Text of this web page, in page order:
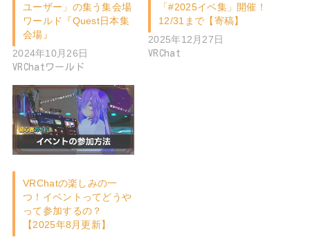
ユーザー」の集う集会場
ワールド『Quest日本集
会場』
2024年10月26日
VRChatワールド
「#2025イベ集」開催！
12/31まで【寄稿】
2025年12月27日
VRChat
VRChatの楽しみの一
つ！イベントってどうや
って参加するの？
【2025年8月更新】